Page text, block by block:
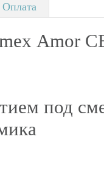
Оплата
Amor
под